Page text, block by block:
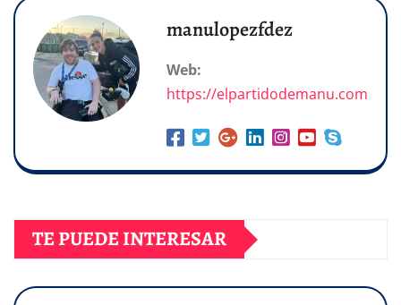
manulopezfdez
Web:
https://elpartidodemanu.com
TE PUEDE INTERESAR